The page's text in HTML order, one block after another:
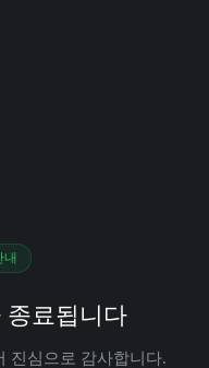
내
종료됩니다
진심으로 감사합니다.